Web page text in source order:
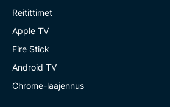
Reitittimet
Apple TV
Fire Stick
Android TV
Chrome-laajennus